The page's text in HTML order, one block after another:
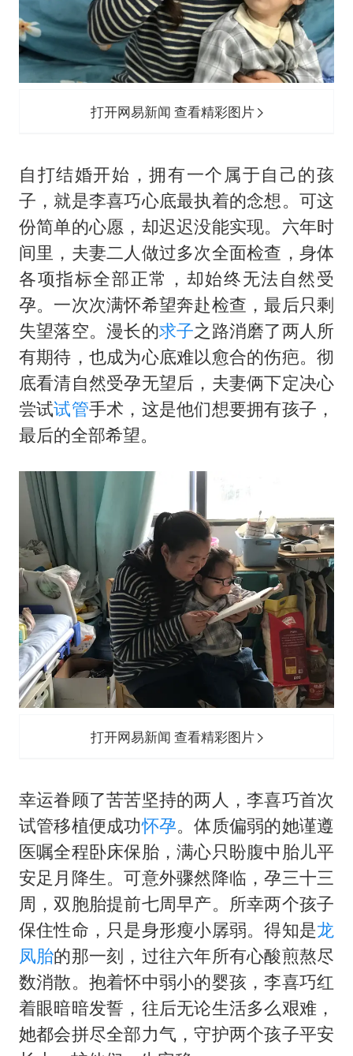
打开网易新闻 查看精彩图片
自打结婚开始，拥有一个属于自己的孩
子，就是李喜巧心底最执着的念想。可这
份简单的心愿，却迟迟没能实现。六年时
间里，夫妻二人做过多次全面检查，身体
各项指标全部正常，却始终无法自然受
孕。一次次满怀希望奔赴检查，最后只剩
失望落空。漫长的求子之路消磨了两人所
有期待，也成为心底难以愈合的伤疤。彻
底看清自然受孕无望后，夫妻俩下定决心
尝试试管手术，这是他们想要拥有孩子，
最后的全部希望。
打开网易新闻 查看精彩图片
幸运眷顾了苦苦坚持的两人，李喜巧首次
试管移植便成功怀孕。体质偏弱的她谨遵
医嘱全程卧床保胎，满心只盼腹中胎儿平
安足月降生。可意外骤然降临，孕三十三
周，双胞胎提前七周早产。所幸两个孩子
保住性命，只是身形瘦小孱弱。得知是龙
凤胎的那一刻，过往六年所有心酸煎熬尽
数消散。抱着怀中弱小的婴孩，李喜巧红
着眼暗暗发誓，往后无论生活多么艰难，
她都会拼尽全部力气，守护两个孩子平安